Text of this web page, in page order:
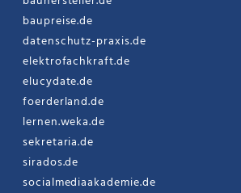
baupreise.de
datenschutz-praxis.de
elektrofachkraft.de
elucydate.de
foerderland.de
lernen.weka.de
sekretaria.de
sirados.de
socialmediaakademie.de